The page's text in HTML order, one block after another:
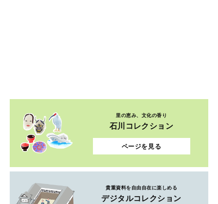
里の恵み、文化の香り
石川コレクション
ページを見る
貴重資料を自由自在に楽しめる
デジタルコレクション